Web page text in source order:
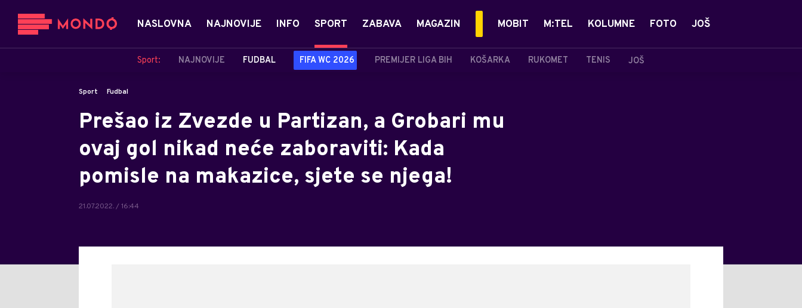
NASLOVNA NAJNOVIJE INFO SPORT
Sport: NAJNOVIJE FUDBAL FIFA WC 2026 PREMIJER LIGA BIH KOŠARKA RUKOMET TENIS JOŠ
ZABAVA MAGAZIN MOBIT M:TEL KOLUMNE FOTO JOŠ
Sport Fudbal
Prešao iz Zvezde u Partizan, a Grobari mu
ovaj gol nikad neće zaboraviti: Kada
pomisle na makazice, sjete se njega!
21.07.2022. / 16:44